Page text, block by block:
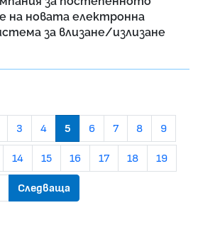
на новата електронна
за влизане/излизане
3 4 5 6 7 8 9
14 15 16 17 18 19
Следваща